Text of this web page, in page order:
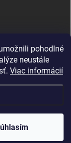
pohodlné
neustále
Viac informácií
vyhradené.